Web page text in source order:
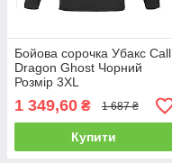
Бойова сорочка Убакс Call
Dragon Ghost Чорний
Розмір 3XL
1 349,60 ₴ 1 687 ₴
Купити